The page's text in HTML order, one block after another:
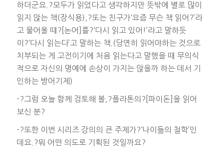
하더군요.?모두가 읽었다고 생각하지만 뜻밖에 별로 많이
읽지 않는 책(장식용),?또는 친구가‘요즘 무슨 책 읽어?’라
고 물어올 때?[논어]를?‘다시 읽고 있어!’라고 말하듯
이?‘다시 읽는다’고 말하는 책.(당연히 읽어야하는 것으로
치부되는 게 고전이기에 처음 읽는다고 말했을 때 무의식
적으로 자신의 명예에 손상이 가지는 않을까 하는 데서 기
인하는 방어기제)
-?그럼 오늘 함께 검토해 볼,?플라톤의?[파이돈]을 읽어
보신 분?
-?또한 이번 시리즈 강의의 큰 주제가?‘나이듦의 철학’인
데요.?뭐 어떤 의도로 기획된 것일까요?